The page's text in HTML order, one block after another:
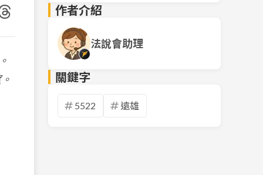
作者介紹
法說會助理
關鍵字
5522 遠雄